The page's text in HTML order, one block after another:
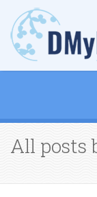
All posts